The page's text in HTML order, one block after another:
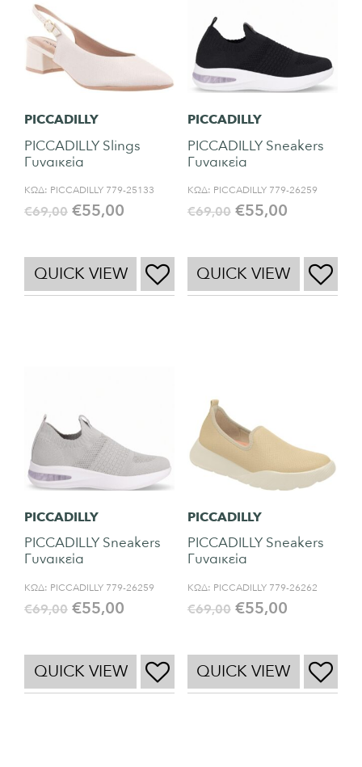
PICCADILLY
PICCADILLY Slings
Γυναικεία
ΚΩΔ: PICCADILLY 779-25133
€69,00 €55,00
QUICK VIEW
PICCADILLY
PICCADILLY Sneakers
Γυναικεία
ΚΩΔ: PICCADILLY 779-26259
€69,00 €55,00
QUICK VIEW
PICCADILLY
PICCADILLY Sneakers
Γυναικεία
ΚΩΔ: PICCADILLY 779-26259
€69,00 €55,00
QUICK VIEW
PICCADILLY
PICCADILLY Sneakers
Γυναικεία
ΚΩΔ: PICCADILLY 779-26262
€69,00 €55,00
QUICK VIEW